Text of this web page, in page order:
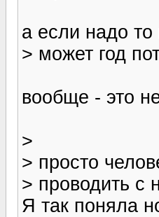
а если надо то
> может год
вообще - это
>
> просто
> проводить с
Я так поняла